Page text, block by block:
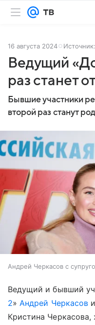
16 августа 2024 Источник:
Ведущий
раз станет
Бывшие участники
второй раз станут
Андрей Черкасов с
Ведущий и бывший
2»Андрей Черкасови
Кристина Черкасова,